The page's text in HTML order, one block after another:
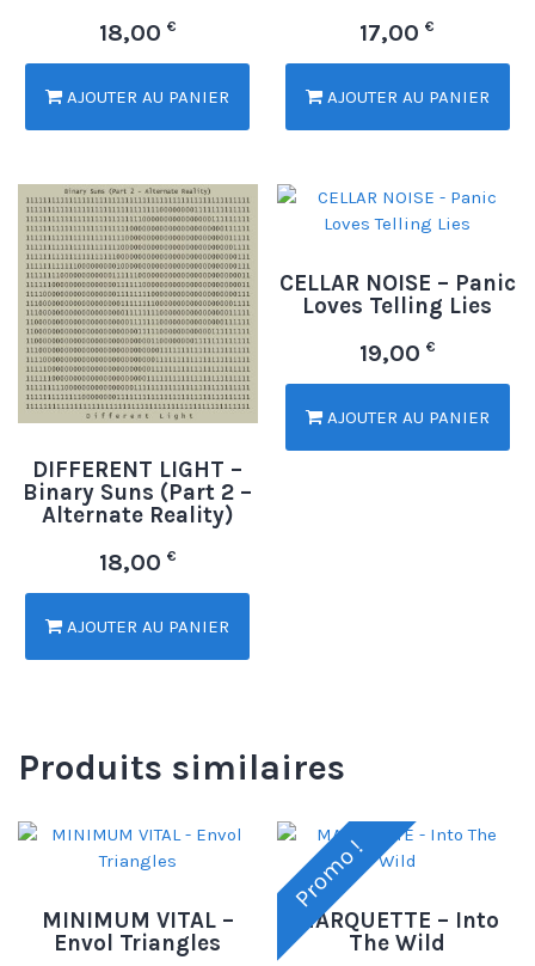
18,00 €
AJOUTER AU PANIER
17,00€
AJOUTER AU PANIER
DIFFERENT LIGHT –
Binary Suns (Part 2 –
Alternate Reality)
18,00 €
AJOUTER AU PANIER
CELLAR NOISE – Panic
Loves Telling Lies
19,00 €
AJOUTER AU PANIER
Produits similaires
MINIMUM VITAL –
Envol Triangles
Promo !
MARQUETTE – Into
The Wild